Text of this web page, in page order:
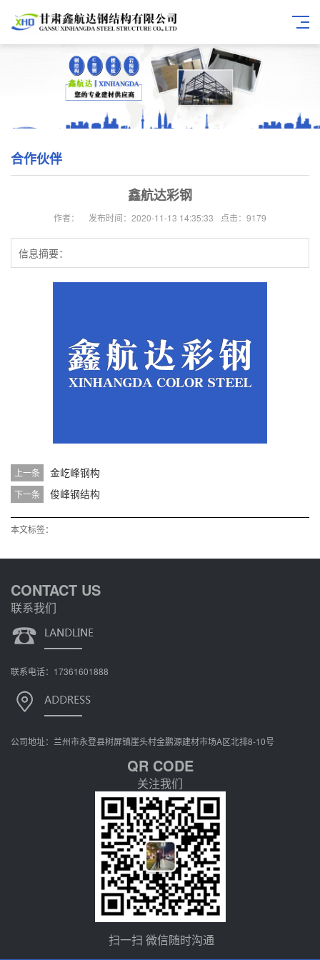
合作伙伴
鑫航达彩钢
作者： 发布时间：2020-11-13 14:35:33 点击：9179
信息摘要：
上一条 金屹峰钢构
下一条 俊峰钢结构
本文标签：
CONTACT US
联系我们
联系电话：17361601888
公司地址：兰州市永登县树屏镇崖头村金鹏源建材市场A区北排8-10号
QR CODE
关注我们
扫一扫 微信随时沟通